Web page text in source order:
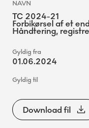
TC 2024-21
Forbikørsel af et
Håndtering,
01.06.2024
Download fil